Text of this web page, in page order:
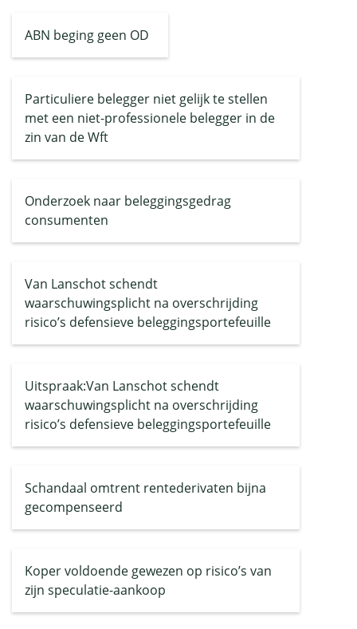
ABN beging geen OD
Particuliere belegger niet gelijk te stellen
met een niet-professionele belegger in de
zin van de Wft
Onderzoek naar beleggingsgedrag
consumenten
Van Lanschot schendt
waarschuwingsplicht na overschrijding
risico’s defensieve beleggingsportefeuille
Uitspraak:Van Lanschot schendt
waarschuwingsplicht na overschrijding
risico’s defensieve beleggingsportefeuille
Schandaal omtrent rentederivaten bijna
gecompenseerd
Koper voldoende gewezen op risico’s van
zijn speculatie-aankoop